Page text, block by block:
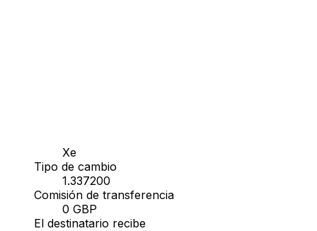
Xe
Tipo de cambio
1.337200
Comisión de transferencia
0 GBP
El destinatario recibe